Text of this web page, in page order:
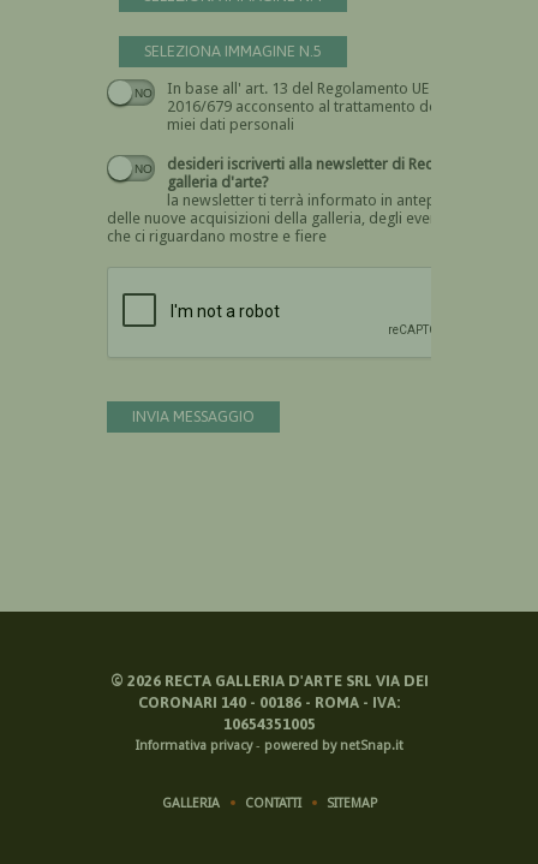
SELEZIONA IMMAGINE N.5
In base all' art. 13 del Regolamento UE n.
2016/679 acconsento al trattamento dei
miei dati personali
Devi dare il consenso
desideri iscriverti alla newsletter di Recta
galleria d'arte?
la newsletter ti terrà informato in anteprima
delle nuove acquisizioni della galleria, degli eventi
che ci riguardano mostre e fiere
INVIA MESSAGGIO
© 2026RECTA GALLERIA D'ARTE SRL VIA DEI
CORONARI 140 - 00186 - ROMA - IVA:
10654351005
Informativa privacy- powered by netSnap.it
GALLERIA CONTATTI SITEMAP